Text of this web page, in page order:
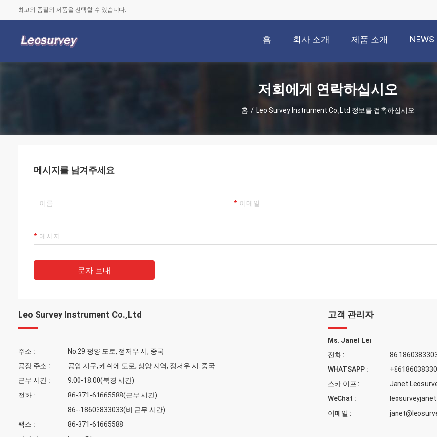
최고의 품질의 제품을 선택할 수 있습니다.
홈 회사 소개 제품 소개 NEWS
저희에게 연락하십시오
홈 / Leo Survey Instrument Co.,Ltd 정보를 접촉하십시오
메시지를 남겨주세요
문자 보내
Leo Survey Instrument Co.,Ltd
주소 :
No.29 펑양 도로, 정저우 시, 중국
공장 주소 :
공업 지구, 케쉬에 도로, 싱양 지역, 정저우 시, 중국
근무 시간 :
9:00-18:00(북경 시간)
전화 :
86-371-61665588(근무 시간)
86--18603833033(비 근무 시간)
팩스 :
86-371-61665588
고객 관리자
Ms. Janet Lei
전화 :
86
WHATSAPP :
스카 이프 :
Janet
WeChat :
leosurveyjanet
이메일 :